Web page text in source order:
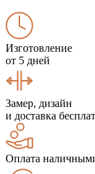
Изготовление
от 5 дней
Замер, дизайн
и доставка
Оплата